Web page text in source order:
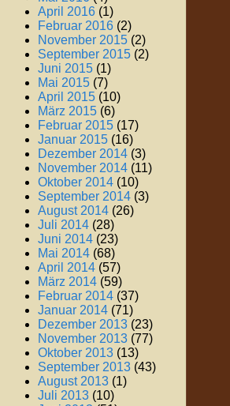
April 2016 (1)
Februar 2016 (2)
November 2015 (2)
September 2015 (2)
Juni 2015 (1)
Mai 2015 (7)
April 2015 (10)
März 2015 (6)
Februar 2015 (17)
Januar 2015 (16)
Dezember 2014 (3)
November 2014 (11)
Oktober 2014 (10)
September 2014 (3)
August 2014 (26)
Juli 2014 (28)
Juni 2014 (23)
Mai 2014 (68)
April 2014 (57)
März 2014 (59)
Februar 2014 (37)
Januar 2014 (71)
Dezember 2013 (23)
November 2013 (77)
Oktober 2013 (13)
September 2013 (43)
August 2013 (1)
Juli 2013 (10)